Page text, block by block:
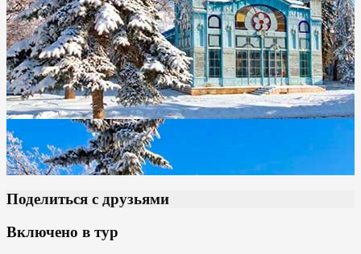
Поделиться с друзьями
Включено в тур